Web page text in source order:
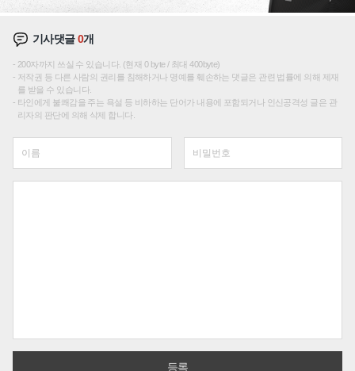
기사댓글0개
200자까지 쓰실 수 있습니다. (현재 0 byte / 최대 400byte)
저작권 등 다른 사람의 권리를 침해하거나 명예를 훼손하는 댓글은 관련 법률에 의해 제재
를 받을 수 있습니다.
타인에게 불쾌감을 주는 욕설 등 비하하는 단어가 내용에 포함되거나 인신공격성 글은 관
리자의 판단에 의해 삭제 합니다.